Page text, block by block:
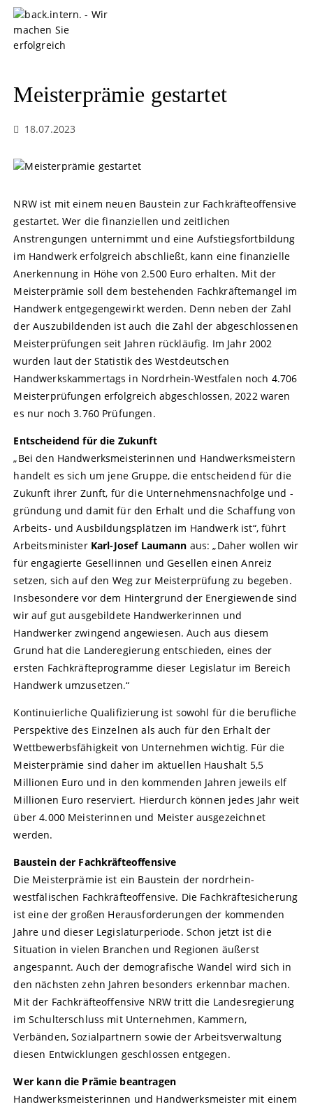
Meisterprämie gestartet
18.07.2023
NRW ist mit einem neuen Baustein zur Fachkräfteoffensive
gestartet. Wer die finanziellen und zeitlichen
Anstrengungen unternimmt und eine Aufstiegsfortbildung
im Handwerk erfolgreich abschließt, kann eine finanzielle
Anerkennung in Höhe von 2.500 Euro erhalten. Mit der
Meisterprämie soll dem bestehenden Fachkräftemangel im
Handwerk entgegengewirkt werden. Denn neben der Zahl
der Auszubildenden ist auch die Zahl der abgeschlossenen
Meisterprüfungen seit Jahren rückläufig. Im Jahr 2002
wurden laut der Statistik des Westdeutschen
Handwerkskammertags in Nordrhein-Westfalen noch 4.706
Meisterprüfungen erfolgreich abgeschlossen, 2022 waren
es nur noch 3.760 Prüfungen.
Entscheidend für die Zukunft
„Bei den Handwerksmeisterinnen und Handwerksmeistern
handelt es sich um jene Gruppe, die entscheidend für die
Zukunft ihrer Zunft, für die Unternehmensnachfolge und -
gründung und damit für den Erhalt und die Schaffung von
Arbeits- und Ausbildungsplätzen im Handwerk ist“, führt
Arbeitsminister Karl-Josef Laumann aus: „Daher wollen wir
für engagierte Gesellinnen und Gesellen einen Anreiz
setzen, sich auf den Weg zur Meisterprüfung zu begeben.
Insbesondere vor dem Hintergrund der Energiewende sind
wir auf gut ausgebildete Handwerkerinnen und
Handwerker zwingend angewiesen. Auch aus diesem
Grund hat die Landeregierung entschieden, eines der
ersten Fachkräfteprogramme dieser Legislatur im Bereich
Handwerk umzusetzen.“
Kontinuierliche Qualifizierung ist sowohl für die berufliche
Perspektive des Einzelnen als auch für den Erhalt der
Wettbewerbsfähigkeit von Unternehmen wichtig. Für die
Meisterprämie sind daher im aktuellen Haushalt 5,5
Millionen Euro und in den kommenden Jahren jeweils elf
Millionen Euro reserviert. Hierdurch können jedes Jahr weit
über 4.000 Meisterinnen und Meister ausgezeichnet
werden.
Baustein der Fachkräfteoffensive
Die Meisterprämie ist ein Baustein der nordrhein-
westfälischen Fachkräfteoffensive. Die Fachkräftesicherung
ist eine der großen Herausforderungen der kommenden
Jahre und dieser Legislaturperiode. Schon jetzt ist die
Situation in vielen Branchen und Regionen äußerst
angespannt. Auch der demografische Wandel wird sich in
den nächsten zehn Jahren besonders erkennbar machen.
Mit der Fachkräfteoffensive NRW tritt die Landesregierung
im Schulterschluss mit Unternehmen, Kammern,
Verbänden, Sozialpartnern sowie der Arbeitsverwaltung
diesen Entwicklungen geschlossen entgegen.
Wer kann die Prämie beantragen
Handwerksmeisterinnen und Handwerksmeister mit einem